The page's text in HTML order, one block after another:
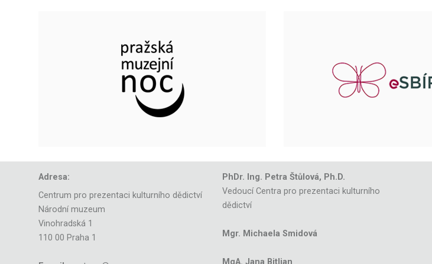
Adresa:
Centrum pro prezentaci kulturního dědictví
Národní muzeum
Vinohradská 1
110 00 Praha 1
PhDr. Ing. Petra Štůlová, Ph.D.
Vedoucí Centra pro prezentaci kulturního
dědictví
Mgr. Michaela Smidová
MgA. Jana Bitljan